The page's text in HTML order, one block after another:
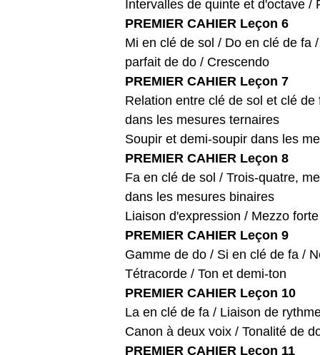
Intervalles de quinte et d'octave /
PREMIER CAHIER Leçon 6
Mi en clé de sol / Do en clé de fa
parfait de do / Crescendo
PREMIER CAHIER Leçon 7
Relation entre clé de sol et clé
dans les mesures ternaires
Soupir et demi-soupir dans les
PREMIER CAHIER Leçon 8
Fa en clé de sol / Trois-quatre,
dans les mesures binaires
Liaison d'expression / Mezzo
PREMIER CAHIER Leçon 9
Gamme de do / Si en clé de fa /
Tétracorde / Ton et demi-ton
PREMIER CAHIER Leçon 10
La en clé de fa / Liaison de
Canon à deux voix / Tonalité de
PREMIER CAHIER Leçon 11